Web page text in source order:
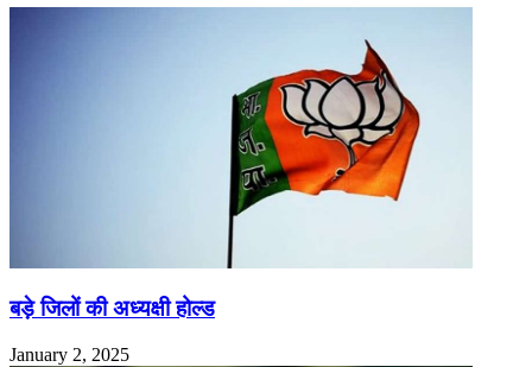
बड़े जिलों की अध्यक्षी होल्ड
January 2, 2025